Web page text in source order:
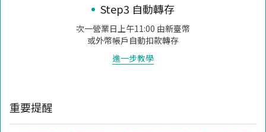
Step3 自動轉存
次一營業日上午11:00 由新臺幣
或外幣帳戶自動扣款轉存
進一步教學
重要提醒